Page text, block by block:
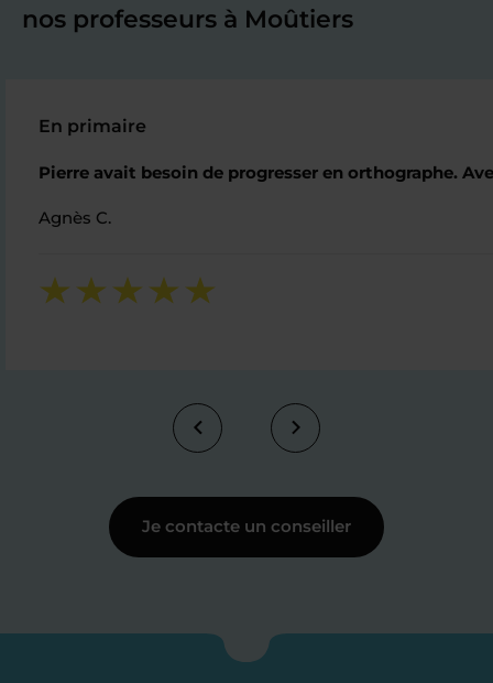
nos professeurs à Moûtiers
En primaire
Pierre avait besoin de progresser en orthographe.
Agnès C.
Je contacte un conseiller